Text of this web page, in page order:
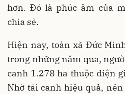
hơn. Đó là phúc âm của
chia sẻ.
Hiện nay, toàn xã Đức
trong những năm qua,
canh 1.278 ha thuộc diện
Nhờ tái canh hiệu quả,